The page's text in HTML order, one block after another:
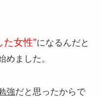
た女性”になるんだと
めました。
強だと思ったからで